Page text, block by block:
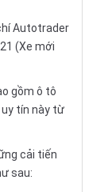
Autotrader
(Xe mới
gồm ô tô
tín này từ
cải tiến
sau: